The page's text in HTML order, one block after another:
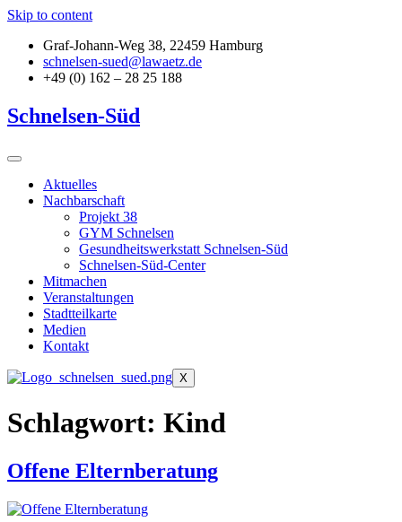
Skip to content
Graf-Johann-Weg 38, 22459 Hamburg
schnelsen-sued@lawaetz.de
+49 (0) 162 – 28 25 188
Schnelsen-Süd
Aktuelles
Nachbarschaft
Projekt 38
GYM Schnelsen
Gesundheitswerkstatt Schnelsen-Süd
Schnelsen-Süd-Center
Mitmachen
Veranstaltungen
Stadtteilkarte
Medien
Kontakt
X
Schlagwort: Kind
Offene Elternberatung